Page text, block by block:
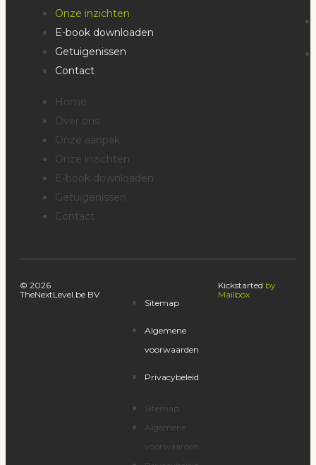
Onze inzichten
E-book downloaden
Getuigenissen
Contact
Home
Over ons
Onze aanpak
Onze inzichten
E-book downloaden
Getuigenissen
Contact
© 2026
TheNextLevel.be BV
Sitemap
Algemene
voorwaarden
Privacybeleid
Sitemap
Algemene
voorwaarden
Kickstarted by
Mailbox